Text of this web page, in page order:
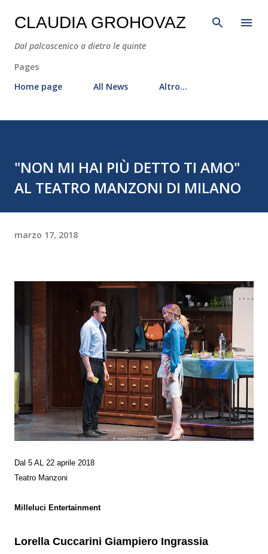
Passa ai contenuti principali
CLAUDIA GROHOVAZ
Dal palcoscenico a dietro le quinte
Pages
Home page
All News Altro…
"NON MI HAI PIÙ DETTO TI AMO"
AL TEATRO MANZONI DI MILANO
marzo 17, 2018
Dal 5 AL 22 aprile 2018
Teatro Manzoni
Milleluci Entertainment
Lorella Cuccarini Giampiero Ingrassia